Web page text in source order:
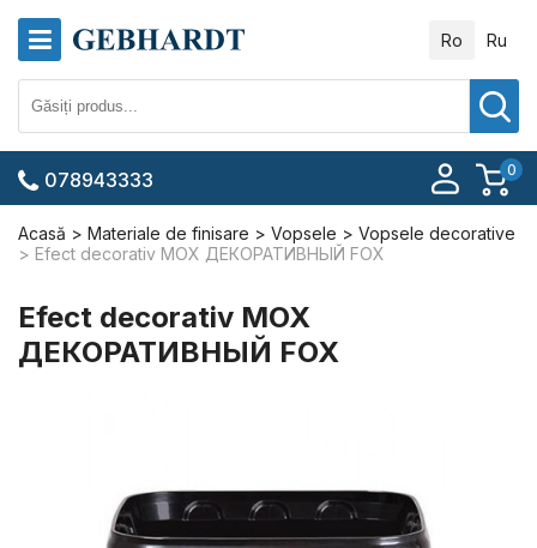
Ro Ru
0
078943333
Acasă Materiale de finisare Vopsele
Vopsele decorative
Efect decorativ МОХ ДЕКОРАТИВНЫЙ FOX
Efect decorativ МОХ
ДЕКОРАТИВНЫЙ FOX